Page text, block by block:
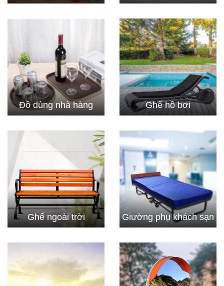
Đồ dùng nhà hàng Ghế hồ bơi
Ghế ngoài trời Giường phụ khách sạn